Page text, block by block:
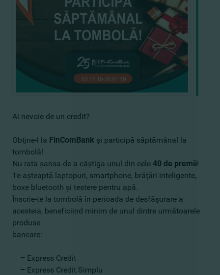
Ai nevoie de un credit?
Obţine-l la FinComBank şi participă săptămânal la
tombolă!
Nu rata şansa de a câştiga unul din cele 40 de premii!
Te aşteaptă laptopuri, smartphone, brăţări inteligente,
boxe bluetooth şi testere pentru apă.
Înscrie-te la tombolă în perioada de desfăşurare a
acesteia, beneficiind minim de unul dintre următoarele
produse
bancare:
– Express Credit
– Express Credit Simplu